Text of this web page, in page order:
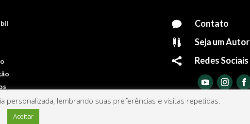
 Contato
 Seja um Autor
 Redes Sociais
Todos os direitos reservados | Mantido por
personalizada, lembrando suas preferências e visitas repetidas.
Aceitar